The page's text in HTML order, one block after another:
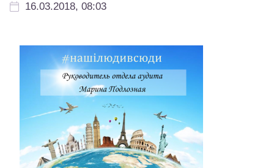
16.03.2018, 08:03